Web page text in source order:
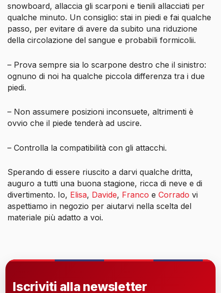
snowboard, allaccia gli scarponi e tienili allacciati per
qualche minuto. Un consiglio: stai in piedi e fai qualche
passo, per evitare di avere da subito una riduzione
della circolazione del sangue e probabili formicolii.
– Prova sempre sia lo scarpone destro che il sinistro:
ognuno di noi ha qualche piccola differenza tra i due
piedi.
– Non assumere posizioni inconsuete, altrimenti è
ovvio che il piede tenderà ad uscire.
– Controlla la compatibilità con gli attacchi.
Sperando di essere riuscito a darvi qualche dritta,
auguro a tutti una buona stagione, ricca di neve e di
divertimento. Io, Elisa, Davide, Franco e Corrado vi
aspettiamo in negozio per aiutarvi nella scelta del
materiale più adatto a voi.
Iscriviti alla newsletter